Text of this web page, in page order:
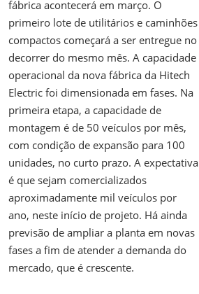
fábrica acontecerá em março. O
primeiro lote de utilitários e caminhões
compactos começará a ser entregue no
decorrer do mesmo mês. A capacidade
operacional da nova fábrica da Hitech
Electric foi dimensionada em fases. Na
primeira etapa, a capacidade de
montagem é de 50 veículos por mês,
com condição de expansão para 100
unidades, no curto prazo. A expectativa
é que sejam comercializados
aproximadamente mil veículos por
ano, neste início de projeto. Há ainda
previsão de ampliar a planta em novas
fases a fim de atender a demanda do
mercado, que é crescente.